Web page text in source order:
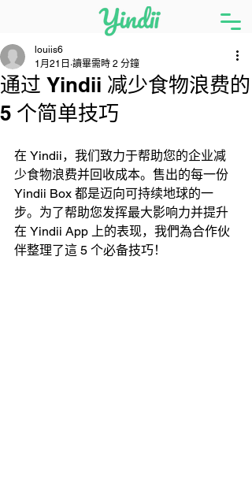
通过 Yindii 减少食物浪费的
5 个简单技巧
louiis6
1月21日 讀畢需時 2 分鐘
在 Yindii，我们致力于帮助您的企业减
少食物浪费并回收成本。售出的每一份
Yindii Box 都是迈向可持续地球的一
步。为了帮助您发挥最大影响力并提升
在 Yindii App 上的表现，我們為合作伙
伴整理了這 5 个必备技巧！